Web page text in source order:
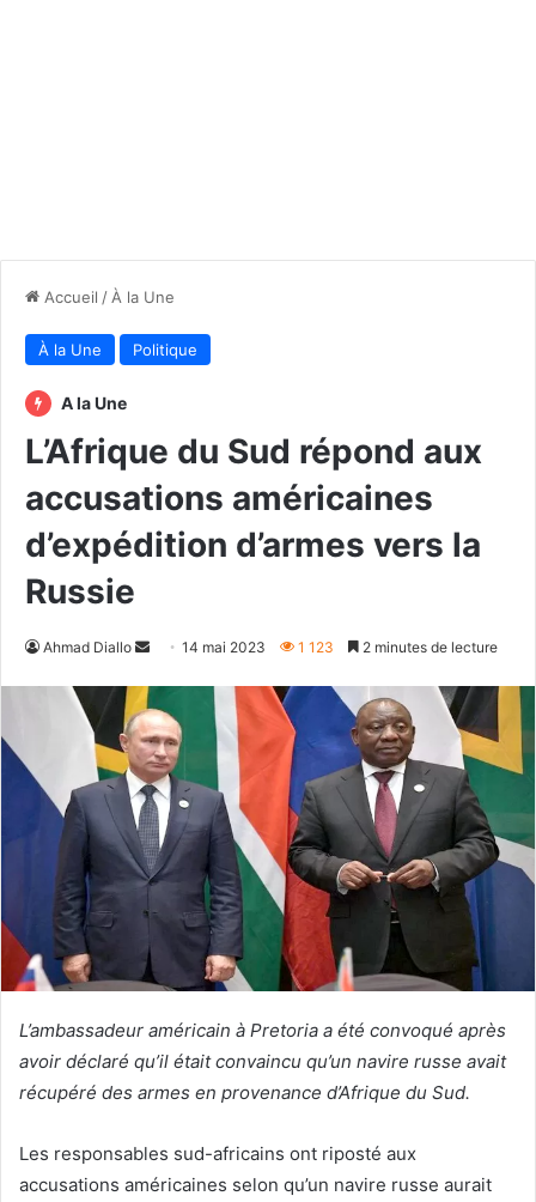
Accueil / À la Une
À la Une Politique
A la Une
L’Afrique du Sud répond aux
accusations américaines
d’expédition d’armes vers la
Russie
Ahmad Diallo
Envoyer14 mai 2023 1 123 2 minutes de lecture
L’ambassadeur américain à Pretoria a été convoqué après
avoir déclaré qu’il était convaincu qu’un navire russe avait
récupéré des armes en provenance d’Afrique du Sud.
Les responsables sud-africains ont riposté aux
accusations américaines selon qu’un navire russe aurait